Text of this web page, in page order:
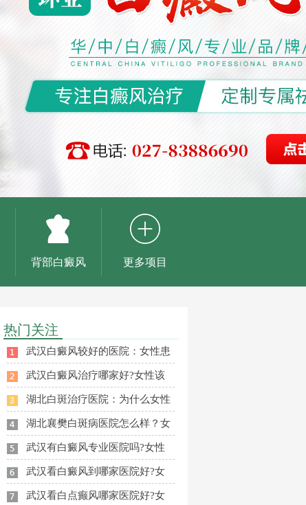
背部白癜风 更多项目
热门关注
武汉白癜风较好的医院：女性患
武汉白癜风治疗哪家好?女性该
湖北白斑治疗医院：为什么女性
湖北襄樊白斑病医院怎么样？女
武汉有白癜风专业医院吗?女性
武汉看白癜风到哪家医院好?女
武汉看白点癫风哪家医院好?女